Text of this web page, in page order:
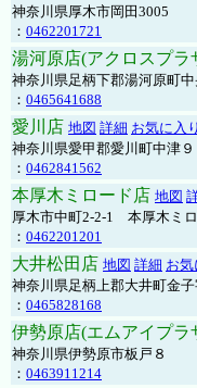
神奈川県厚木市岡田3005
： 0462201721
湯河原店(アクロスプラ
神奈川県足柄下郡湯河原町
： 0465641688
愛川店 地図 詳細 お気に入
神奈川県愛甲郡愛川町中津９
： 0462841562
本厚木ミロード店 地図
厚木市中町2-2-1 本厚木ミ
： 0462201201
大井松田店 地図 詳細 お
神奈川県足柄上郡大井町金
： 0465828168
伊勢原店(エムアイプラ
神奈川県伊勢原市板戸８
： 0463911214